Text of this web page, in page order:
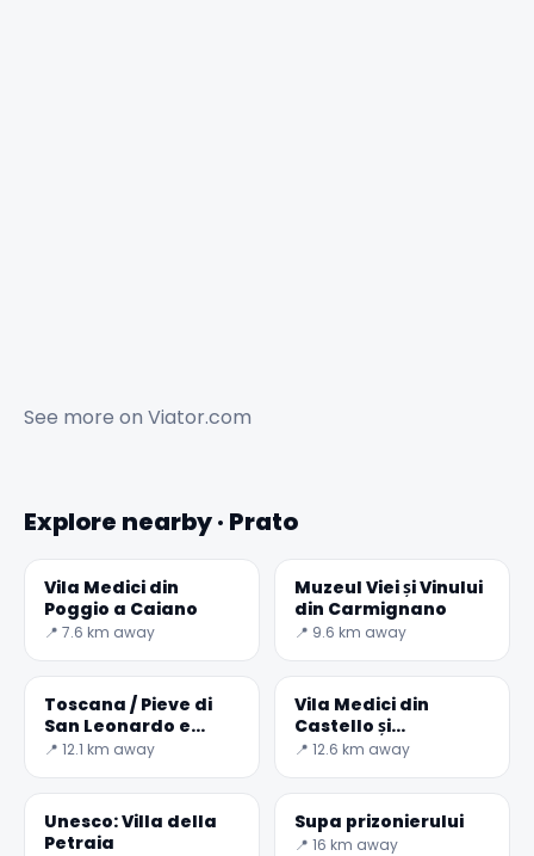
See more on Viator.com
Explore nearby · Prato
Vila Medici din
Poggio a Caiano
📍 7.6 km away
Muzeul Viei și Vinului
din Carmignano
📍 9.6 km away
Toscana / Pieve di
San Leonardo e
Maria
📍 12.1 km away
Vila Medici din
Castello și
Accademia della
📍 12.6 km away
Unesco: Villa della
Petraia
Supa prizonierului
📍 16 km away